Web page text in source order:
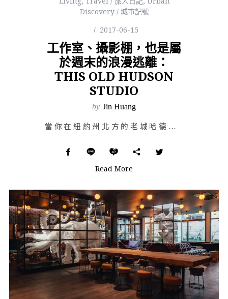
Discovery / 城市記號
2017-06-15
工作室、攝影棚，也是屬
於週末的浪漫逃離：
THIS OLD HUDSON
STUDIO
by Jin Huang
當你在紐約州北方的老城哈德遜，擁有一棟屬於自己的兩層樓老公寓，你會怎麼打造你所擁有的空間呢？身為 Z…
Read More